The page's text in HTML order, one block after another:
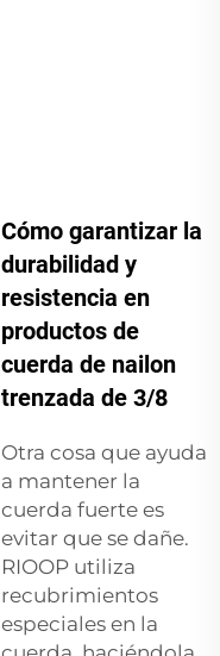
Cómo garantizar la
durabilidad y
resistencia en
productos de
cuerda de nailon
trenzada de 3/8
Otra cosa que ayuda
a mantener la
cuerda fuerte es
evitar que se dañe.
RIOOP utiliza
recubrimientos
especiales en la